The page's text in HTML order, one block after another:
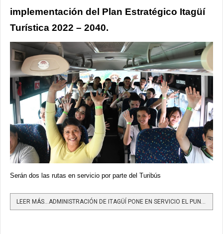
implementación del Plan Estratégico Itagüí
Turística 2022 – 2040.
Serán dos las rutas en servicio por parte del Turibús
LEER MÁS…ADMINISTRACIÓN DE ITAGÜÍ PONE EN SERVICIO EL PUNTO DE INFORMACIÓN TURÍSTICA MÁS TECNOLÓGICO DE...